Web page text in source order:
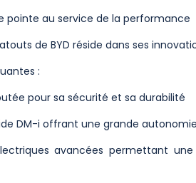
pointe au service de la performance
de BYD réside dans ses
:
pour sa sécurité et sa durabilité
DM-i offrant une grande autonomie
avancées permettant